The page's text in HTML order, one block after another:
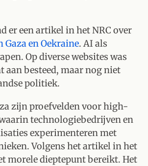
er een artikel in het NRC over
en Oekraine. AI als
Op diverse websites was
aan besteed, maar nog niet
politiek.
zijn proefvelden voor high-
technologiebedrijven en
experimenteren met
Volgens het artikel in het
morele dieptepunt bereikt. Het